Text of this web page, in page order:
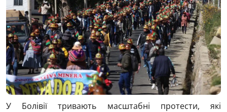
У Болівії тривають масштабні протести, які